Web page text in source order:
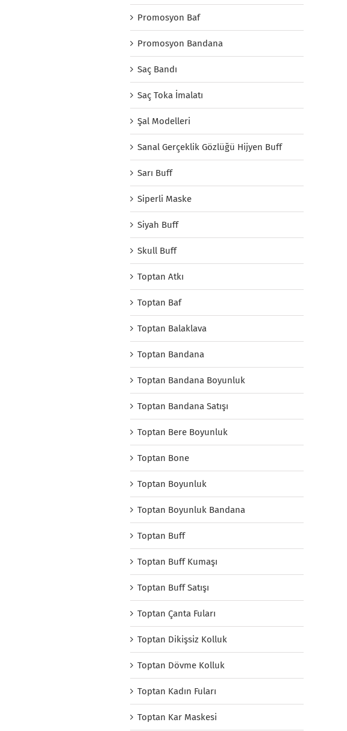
Promosyon Baf
Promosyon Bandana
Saç Bandı
Saç Toka İmalatı
Şal Modelleri
Sanal Gerçeklik Gözlüğü Hijyen Buff
Sarı Buff
Siperli Maske
Siyah Buff
Skull Buff
Toptan Atkı
Toptan Baf
Toptan Balaklava
Toptan Bandana
Toptan Bandana Boyunluk
Toptan Bandana Satışı
Toptan Bere Boyunluk
Toptan Bone
Toptan Boyunluk
Toptan Boyunluk Bandana
Toptan Buff
Toptan Buff Kumaşı
Toptan Buff Satışı
Toptan Çanta Fuları
Toptan Dikişsiz Kolluk
Toptan Dövme Kolluk
Toptan Kadın Fuları
Toptan Kar Maskesi